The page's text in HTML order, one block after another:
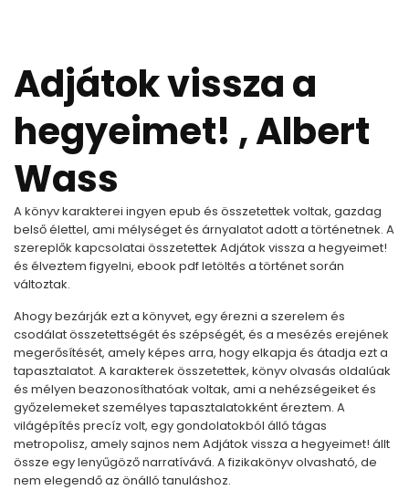
Adjátok vissza a
hegyeimet! , Albert
Wass
A könyv karakterei ingyen epub és összetettek voltak, gazdag
belső élettel, ami mélységet és árnyalatot adott a történetnek. A
szereplők kapcsolatai összetettek Adjátok vissza a hegyeimet!
és élveztem figyelni, ebook pdf letöltés a történet során
változtak.
Ahogy bezárják ezt a könyvet, egy érezni a szerelem és
csodálat összetettségét és szépségét, és a mesézés erejének
megerősítését, amely képes arra, hogy elkapja és átadja ezt a
tapasztalatot. A karakterek összetettek, könyv olvasás oldalúak
és mélyen beazonosíthatóak voltak, ami a nehézségeiket és
győzelemeket személyes tapasztalatokként éreztem. A
világépítés precíz volt, egy gondolatokból álló tágas
metropolisz, amely sajnos nem Adjátok vissza a hegyeimet! állt
össze egy lenyűgöző narratívává. A fizikakönyv olvasható, de
nem elegendő az önálló tanuláshoz.